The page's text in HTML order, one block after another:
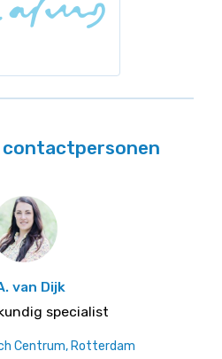
van Dijk
specialist
Centrum, Rotterdam